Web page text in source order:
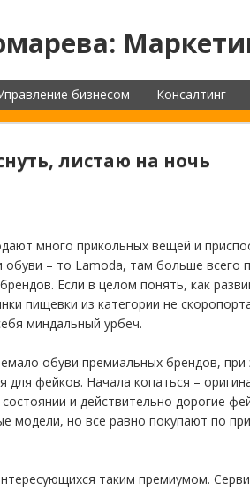
бизнесом Консалтинг
листаю на ночь
много прикольных вещей и
обуви – то Lamoda, там больше всего
Если в целом понять, как
пищевки из категории не
миндальный урбеч.
обуви премиальных брендов, при
фейков. Начала копаться –
и действительно дорогие
модели, но все равно покупают по
таким премиумом.